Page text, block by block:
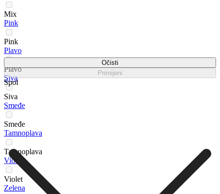
Mix
Pink
Pink
Plavo
Plavo
Siva
Siva
Smeđe
Smeđe
Tamnoplava
Tamnoplava
Violet
Violet
Zelena
Očisti
Primijeni
Spol